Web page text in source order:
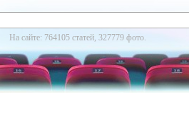
На сайте: 764105 статей, 327779 фото.